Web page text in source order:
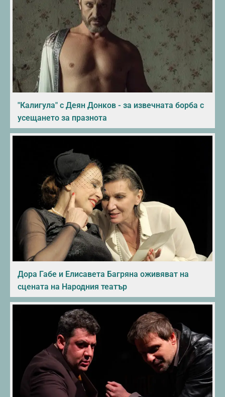
"Калигула" с Деян Донков - за извечната борба с
усещането за празнота
Дора Габе и Елисавета Багряна оживяват на
сцената на Народния театър